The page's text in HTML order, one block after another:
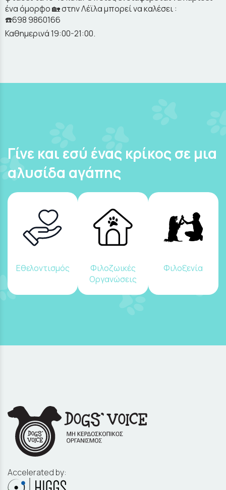
ένα όμορφο 🏡 στην Λέϊλα μπορεί να καλέσει :
☎️698 9860166
Καθημερινά 19:00-21:00.
Γίνε και εσύ ένας κρίκος σε μια
αλυσίδα αγάπης
Εθελοντισμός
Φιλοζωικές
Οργανώσεις
Φιλοξενία
Accelerated by: